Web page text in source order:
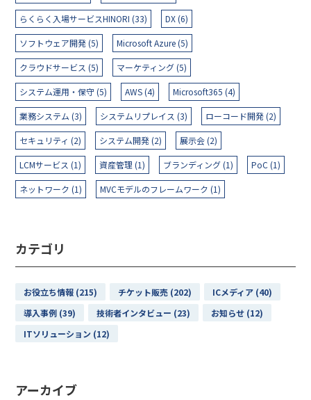
らくらく入場サービスHINORI (33) DX (6)
ソフトウェア開発 (5) Microsoft Azure (5)
クラウドサービス (5) マーケティング (5)
システム運用・保守 (5) AWS (4) Microsoft365 (4)
業務システム (3) システムリプレイス (3) ローコード開発 (2)
セキュリティ (2) システム開発 (2) 展示会 (2)
LCMサービス (1) 資産管理 (1) ブランディング (1) PoC (1)
ネットワーク (1) MVCモデルのフレームワーク (1)
カテゴリ
お役立ち情報 (215) チケット販売 (202)
ICメディア (40)
導入事例 (39)
技術者インタビュー (23)
お知らせ (12)
ITソリューション (12)
アーカイブ